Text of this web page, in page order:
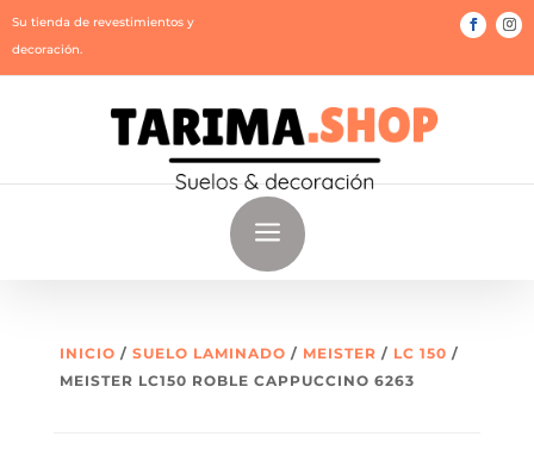
Su tienda de revestimientos y
decoración.
a
INICIO / SUELO LAMINADO / MEISTER / LC 150 /
MEISTER LC150 ROBLE CAPPUCCINO 6263